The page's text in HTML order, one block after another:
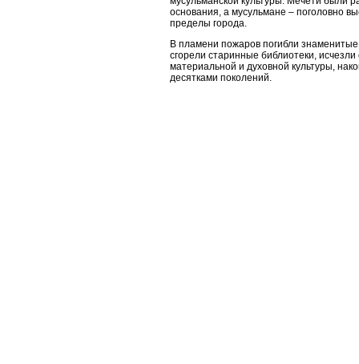
основания, а мусульмане – поголовно
пределы города.
В пламени пожаров погибли
сгорели старинные библиотеки,
материальной и духовной культуры,
десятками поколений.